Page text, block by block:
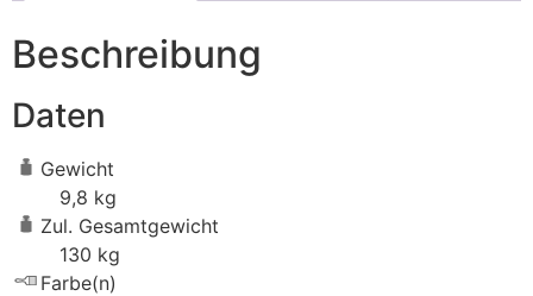
Beschreibung
Daten
Gewicht
9,8 kg
Zul. Gesamtgewicht
130 kg
Farbe(n)